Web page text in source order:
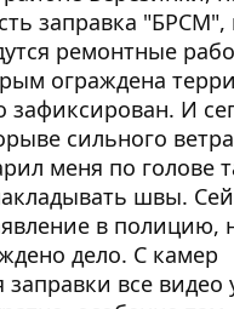
заправка "БРСМ",
ремонтные
ограждена
зафиксирован. И
сильного
меня по голове
швы.
в полицию,
дело. С камер
все видео